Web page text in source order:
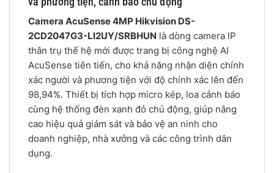
Camera AcuSense 4MP Hikvision DS-
2CD2047G3-LI2UY/SRBHUN là dòng camera IP
thân trụ thế hệ mới được trang bị công nghệ AI
AcuSense tiên tiến, cho khả năng nhận diện chính
xác người và phương tiện với độ chính xác lên đến
98,94%. Thiết bị tích hợp micro kép, loa cảnh báo
cùng hệ thống đèn xanh đỏ chủ động, giúp nâng
cao hiệu quả giám sát và bảo vệ an ninh cho
doanh nghiệp, nhà xưởng và các công trình dân
dụng.